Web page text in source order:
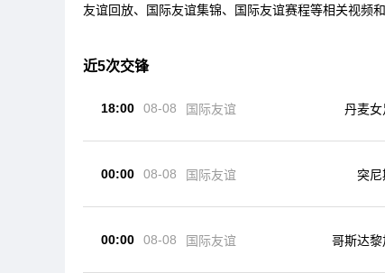
友谊回放、国际友谊集锦、国际友谊赛程等相关视频和
近5次交锋
18:00 08-08 国际友谊 丹麦
00:00 08-08 国际友谊 突尼
00:00 08-08 国际友谊 哥斯达黎